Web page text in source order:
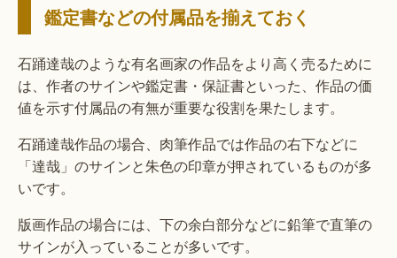
鑑定書などの付属品を揃えておく
石踊達哉のような有名画家の作品をより高く売るために
は、作者のサインや鑑定書・保証書といった、作品の価
値を示す付属品の有無が重要な役割を果たします。
石踊達哉作品の場合、肉筆作品では作品の右下などに
「達哉」のサインと朱色の印章が押されているものが多
いです。
版画作品の場合には、下の余白部分などに鉛筆で直筆の
サインが入っていることが多いです。